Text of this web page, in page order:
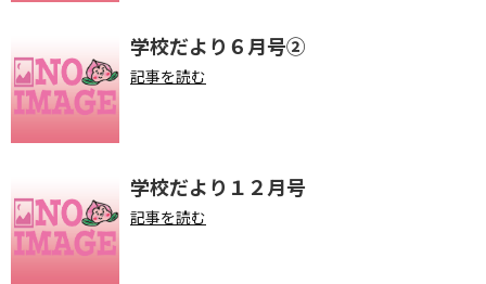
学校だより６月号②
記事を読む
学校だより１２月号
記事を読む